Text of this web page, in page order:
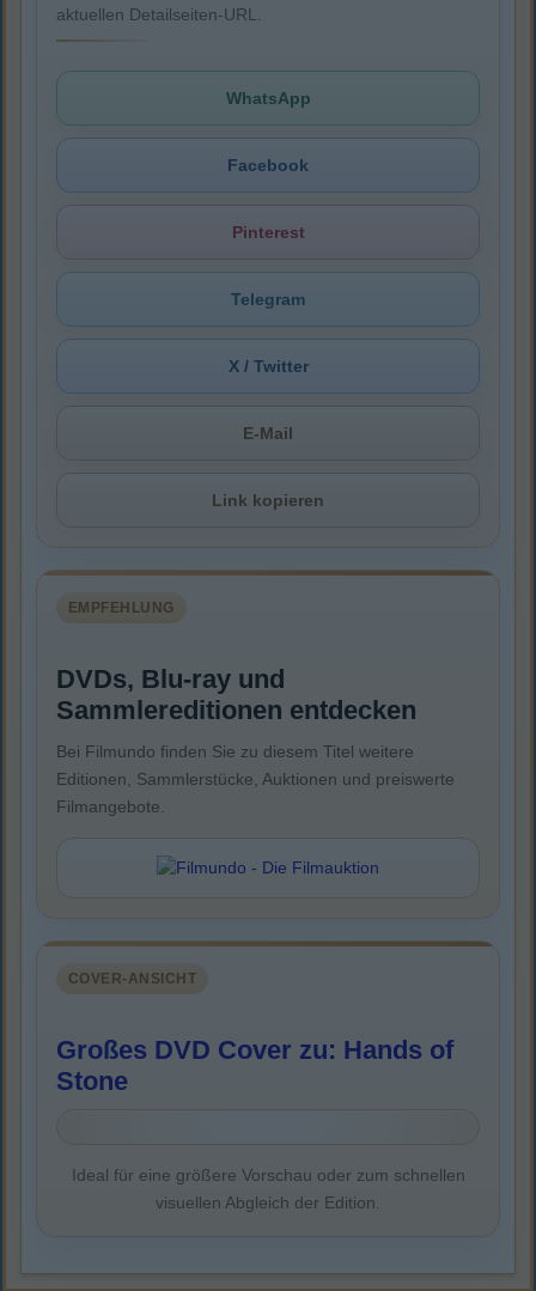
aktuellen Detailseiten-URL.
WhatsApp
Facebook
Pinterest
Telegram
X / Twitter
E-Mail
Link kopieren
EMPFEHLUNG
DVDs, Blu-ray und
Sammlereditionen entdecken
Bei Filmundo finden Sie zu diesem Titel weitere
Editionen, Sammlerstücke, Auktionen und preiswerte
Filmangebote.
COVER-ANSICHT
Großes DVD Cover zu: Hands of
Stone
Ideal für eine größere Vorschau oder zum schnellen
visuellen Abgleich der Edition.